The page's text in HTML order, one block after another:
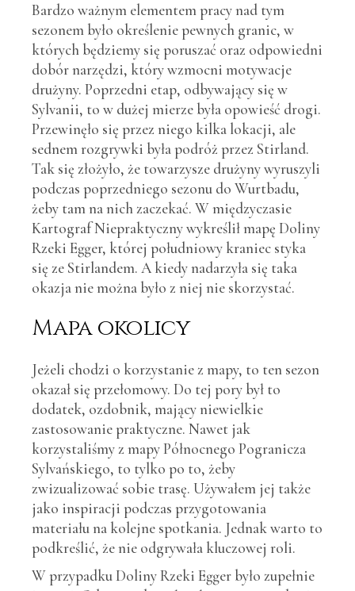
Bardzo ważnym elementem pracy nad tym
sezonem było określenie pewnych granic, w
których będziemy się poruszać oraz odpowiedni
dobór narzędzi, który wzmocni motywacje
drużyny. Poprzedni etap, odbywający się w
Sylvanii, to w dużej mierze była opowieść drogi.
Przewinęło się przez niego kilka lokacji, ale
sednem rozgrywki była podróż przez Stirland.
Tak się złożyło, że towarzysze drużyny wyruszyli
podczas poprzedniego sezonu do Wurtbadu,
żeby tam na nich zaczekać. W międzyczasie
Kartograf Niepraktyczny wykreślił mapę Doliny
Rzeki Egger, której południowy kraniec styka
się ze Stirlandem. A kiedy nadarzyła się taka
okazja nie można było z niej nie skorzystać.
Mapa okolicy
Jeżeli chodzi o korzystanie z mapy, to ten sezon
okazał się przełomowy. Do tej pory był to
dodatek, ozdobnik, mający niewielkie
zastosowanie praktyczne. Nawet jak
korzystaliśmy z mapy Północnego Pogranicza
Sylvańskiego, to tylko po to, żeby
zwizualizować sobie trasę. Używałem jej także
jako inspiracji podczas przygotowania
materiału na kolejne spotkania. Jednak warto to
podkreślić, że nie odgrywała kluczowej roli.
W przypadku Doliny Rzeki Egger było zupełnie